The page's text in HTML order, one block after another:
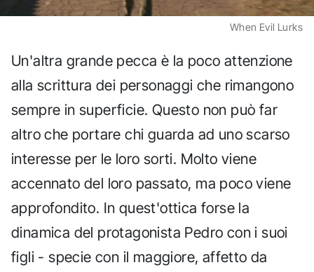
When Evil Lurks
Un'altra grande pecca è la poco attenzione
alla scrittura dei personaggi che rimangono
sempre in superficie. Questo non può far
altro che portare chi guarda ad uno scarso
interesse per le loro sorti. Molto viene
accennato del loro passato, ma poco viene
approfondito. In quest'ottica forse la
dinamica del protagonista Pedro con i suoi
figli - specie con il maggiore, affetto da